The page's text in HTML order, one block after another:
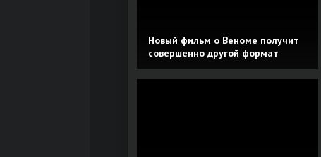
Новый фильм о Веноме получит
совершенно другой формат